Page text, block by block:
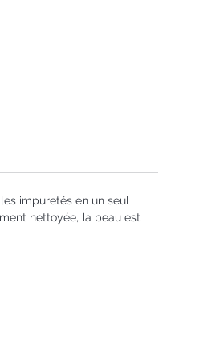
impuretés en un seul
nettoyée, la peau est